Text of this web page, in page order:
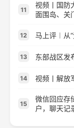
11
视频丨国防
面围岛、关
12 马上评︱从
13 东部战区发
14 视频丨解放
15
微信回应存
户，聊天记